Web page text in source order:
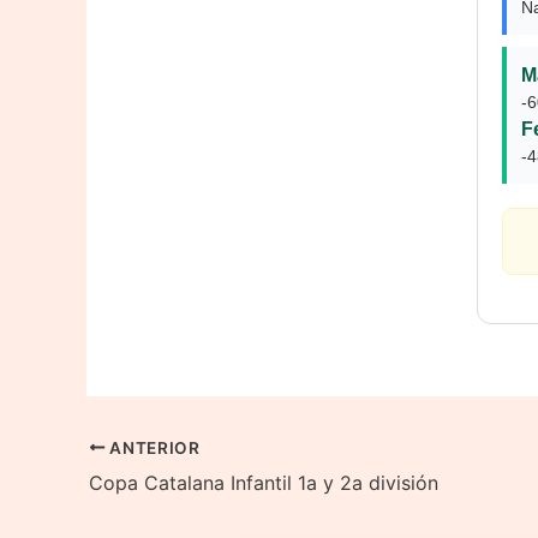
-
-
ANTERIOR
Copa Catalana Infantil 1a y 2a división